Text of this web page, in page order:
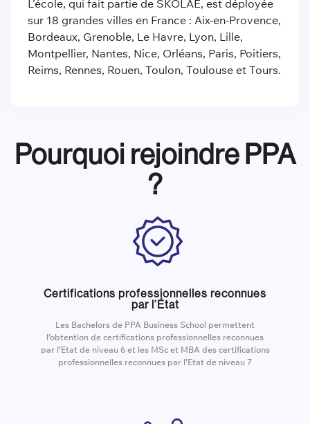
L’école, qui fait partie de SKOLAE, est déployée
sur 18 grandes villes en France : Aix-en-Provence,
Bordeaux, Grenoble, Le Havre, Lyon, Lille,
Montpellier, Nantes, Nice, Orléans, Paris, Poitiers,
Reims, Rennes, Rouen, Toulon, Toulouse et Tours.
Pourquoi rejoindre PPA
?
Certifications professionnelles reconnues
par l’État
Les Bachelors de PPA Business School permettent
l’obtention de certifications professionnelles reconnues
par l’Etat de niveau 6 et les MSc et MBA des certifications
professionnelles reconnues par l’Etat de niveau 7